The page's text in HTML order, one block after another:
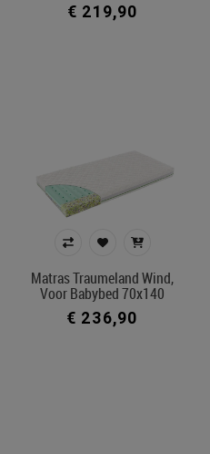
€ 219,90
Matras Traumeland Wind,
Voor Babybed 70x140
€ 236,90